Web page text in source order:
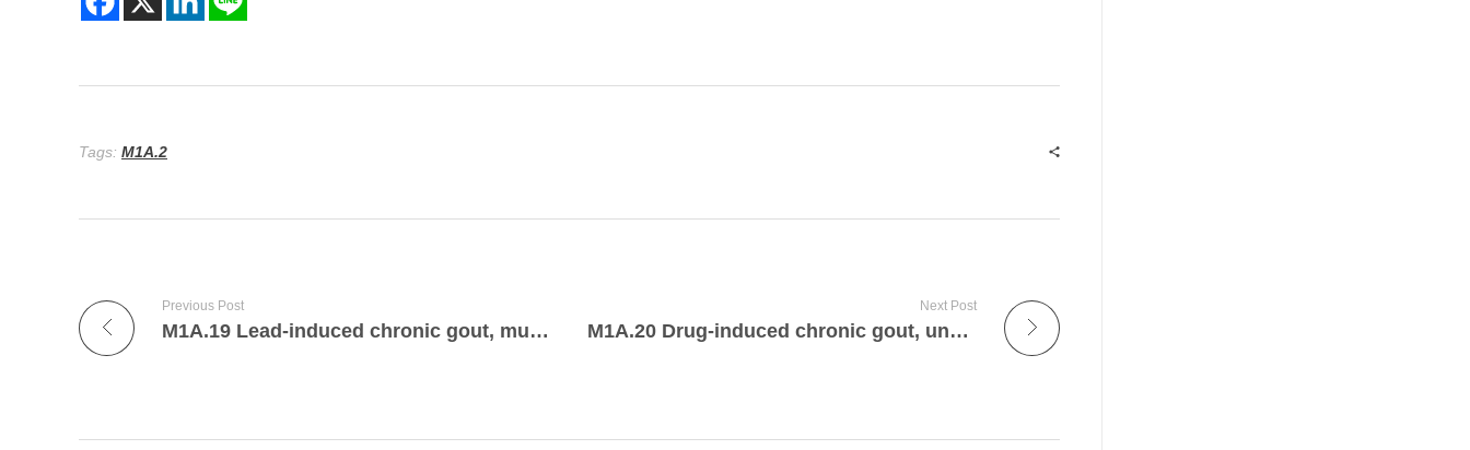
Tags: M1A.2
Previous Post
M1A.19 Lead-induced chronic gout, multiple sites
Next Post
M1A.20 Drug-induced chronic gout, unspecified site